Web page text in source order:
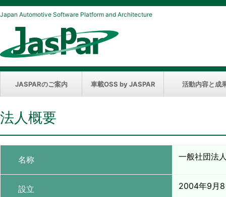
Japan Automotive Software Platform and Architecture
JASPARのご案内 車載OSS by JASPAR 活動内容と成
法人概要
名称 一般社団法
設立 2004年9月